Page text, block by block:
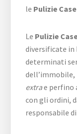
le Pulizie
Le Pulizie
diversificate in
determinati
dell’immobile,
extrae perfino
con gli ordini,
responsabile